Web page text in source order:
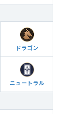
ドラゴン
ニュートラル